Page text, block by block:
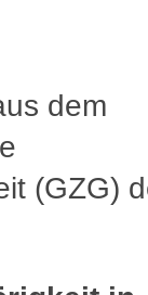
dem
(GZG)